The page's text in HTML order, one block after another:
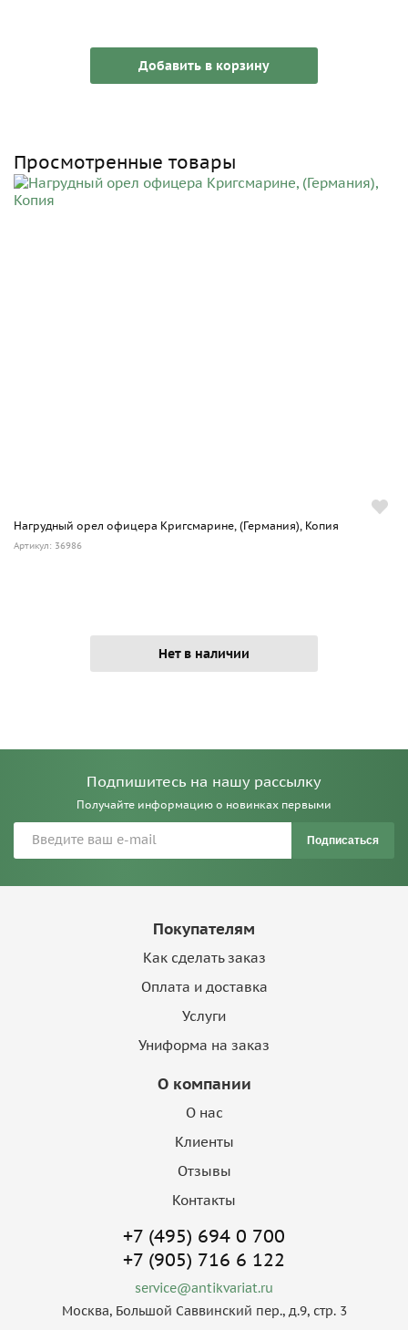
Добавить в корзину
Просмотренные товары
Нагрудный орел офицера Кригсмарине, (Германия), Копия
Артикул: 36986
Нет в наличии
Подпишитесь на нашу рассылку
Получайте информацию о новинках первыми
Подписаться
Покупателям
Как сделать заказ
Оплата и доставка
Услуги
Униформа на заказ
О компании
О нас
Клиенты
Отзывы
Контакты
+7 (495) 694 0 700
+7 (905) 716 6 122
service@antikvariat.ru
Москва, Большой Саввинский пер., д.9, стр. 3